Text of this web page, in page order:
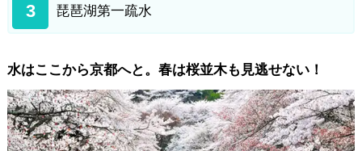
3 琵琶湖第一疏水
水はここから京都へと。春は桜並木も見逃せない！